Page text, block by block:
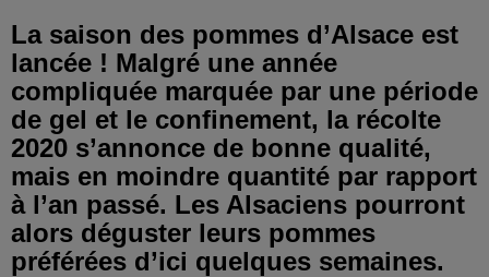
La saison des pommes d’Alsace est
lancée ! Malgré une année
compliquée marquée par une période
de gel et le confinement, la récolte
2020 s’annonce de bonne qualité,
mais en moindre quantité par rapport
à l’an passé. Les Alsaciens pourront
alors déguster leurs pommes
préférées d’ici quelques semaines.